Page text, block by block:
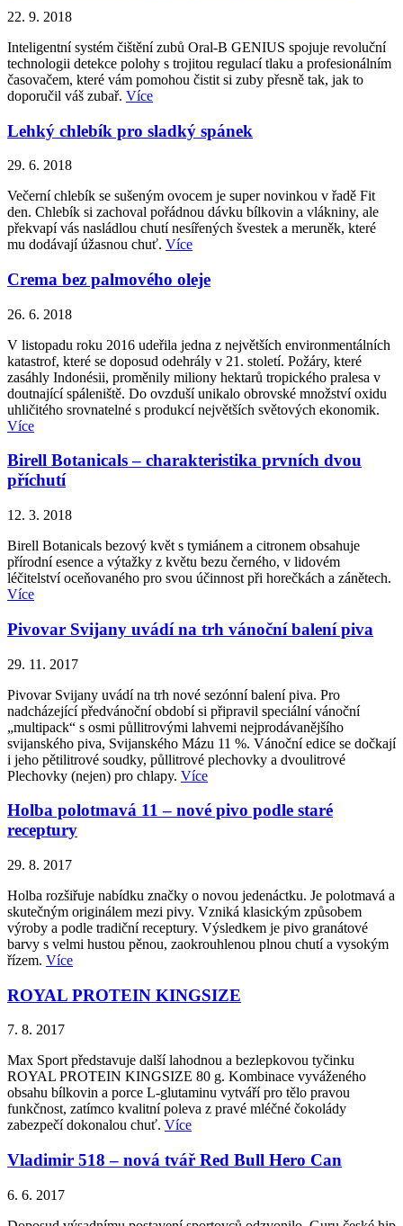
22. 9. 2018
Inteligentní systém čištění zubů Oral-B GENIUS spojuje revoluční
technologii detekce polohy s trojitou regulací tlaku a profesionálním
časovačem, které vám pomohou čistit si zuby přesně tak, jak to
doporučil váš zubař. Více
Lehký chlebík pro sladký spánek
29. 6. 2018
Večerní chlebík se sušeným ovocem je super novinkou v řadě Fit
den. Chlebík si zachoval pořádnou dávku bílkovin a vlákniny, ale
překvapí vás nasládlou chutí nesířených švestek a meruněk, které
mu dodávají úžasnou chuť. Více
Crema bez palmového oleje
26. 6. 2018
V listopadu roku 2016 udeřila jedna z největších environmentálních
katastrof, které se doposud odehrály v 21. století. Požáry, které
zasáhly Indonésii, proměnily miliony hektarů tropického pralesa v
doutnající spáleniště. Do ovzduší unikalo obrovské množství oxidu
uhličitého srovnatelné s produkcí největších světových ekonomik.
Více
Birell Botanicals – charakteristika prvních dvou
příchutí
12. 3. 2018
Birell Botanicals bezový květ s tymiánem a citronem obsahuje
přírodní esence a výtažky z květu bezu černého, v lidovém
léčitelství oceňovaného pro svou účinnost při horečkách a zánětech.
Více
Pivovar Svijany uvádí na trh vánoční balení piva
29. 11. 2017
Pivovar Svijany uvádí na trh nové sezónní balení piva. Pro
nadcházející předvánoční období si připravil speciální vánoční
„multipack“ s osmi půllitrovými lahvemi nejprodávanějšího
svijanského piva, Svijanského Mázu 11 %. Vánoční edice se dočkají
i jeho pětilitrové soudky, půllitrové plechovky a dvoulitrové
Plechovky (nejen) pro chlapy. Více
Holba polotmavá 11 – nové pivo podle staré
receptury
29. 8. 2017
Holba rozšiřuje nabídku značky o novou jedenáctku. Je polotmavá a
skutečným originálem mezi pivy. Vzniká klasickým způsobem
výroby a podle tradiční receptury. Výsledkem je pivo granátové
barvy s velmi hustou pěnou, zaokrouhlenou plnou chutí a vysokým
řízem. Více
ROYAL PROTEIN KINGSIZE
7. 8. 2017
Max Sport představuje další lahodnou a bezlepkovou tyčinku
ROYAL PROTEIN KINGSIZE 80 g. Kombinace vyváženého
obsahu bílkovin a porce L-glutaminu vytváří pro tělo pravou
funkčnost, zatímco kvalitní poleva z pravé mléčné čokolády
zabezpečí dokonalou chuť. Více
Vladimir 518 – nová tvář Red Bull Hero Can
6. 6. 2017